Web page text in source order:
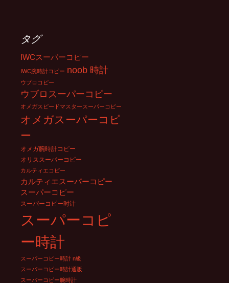
タグ
IWCスーパーコピー
IWC腕時計コピー noob 時計
ウブロコピー
ウブロスーパーコピー
オメガスピードマスタースーパーコピー
オメガスーパーコピ
ー
オメガ腕時計コピー
オリススーパーコピー
カルティエコピー
カルティエスーパーコピー
スーパーコピー
スーパーコピー时计
スーパーコピ
ー時計
スーパーコピー時計 n級
スーパーコピー時計通販
スーパーコピー腕時計